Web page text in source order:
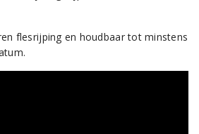
flesrijping en houdbaar tot minstens